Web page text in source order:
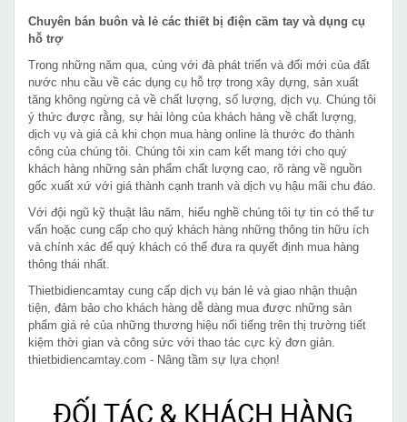
Chuyên bán buôn và lẻ các thiết bị điện cầm tay và dụng cụ
hỗ trợ
Trong những năm qua, cùng với đà phát triển và đổi mới của đất
nước nhu cầu về các dụng cụ hỗ trợ trong xây dựng, sản xuất
tăng không ngừng cả về chất lượng, số lượng, dịch vụ. Chúng tôi
ý thức được rằng, sự hài lòng của khách hàng về chất lượng,
dịch vụ và giá cả khi chọn mua hàng online là thước đo thành
công của chúng tôi. Chúng tôi xin cam kết mang tới cho quý
khách hàng những sản phẩm chất lượng cao, rõ ràng về nguồn
gốc xuất xứ với giá thành cạnh tranh và dịch vụ hậu mãi chu đáo.
Với đội ngũ kỹ thuật lâu năm, hiểu nghề chúng tôi tự tin có thể tư
vấn hoặc cung cấp cho quý khách hàng những thông tin hữu ích
và chính xác để quý khách có thể đưa ra quyết định mua hàng
thông thái nhất.
Thietbidiencamtay cung cấp dịch vụ bán lẻ và giao nhận thuận
tiện, đảm bảo cho khách hàng dễ dàng mua được những sản
phẩm giá rẻ của những thương hiệu nổi tiếng trên thị trường tiết
kiệm thời gian và công sức với thao tác cực kỳ đơn giản.
thietbidiencamtay.com - Nâng tầm sự lựa chọn!
ĐỐI TÁC & KHÁCH HÀNG